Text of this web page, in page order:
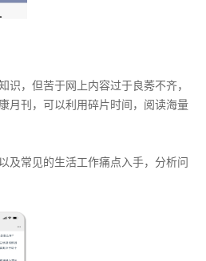
识，但苦于网上内容过于良莠不齐，
月刊，可以利用碎片时间，阅读海量
及常见的生活工作痛点入手，分析问